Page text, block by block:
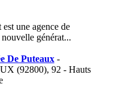
une agence de
générat...
De Puteaux-
(92800), 92 - Hauts